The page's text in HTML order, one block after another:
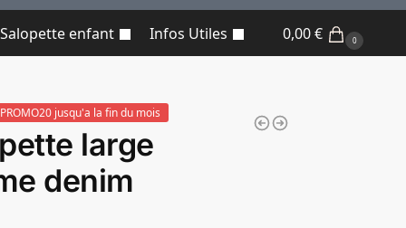
Salopette enfant Infos Utiles 0,00€ 0
jusqu'a la fin du mois
large
denim